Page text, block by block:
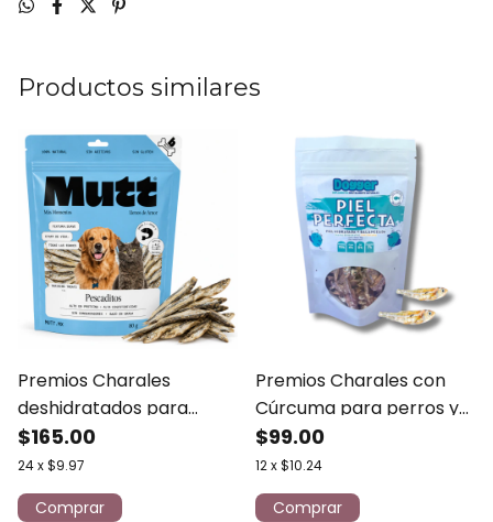
Productos similares
Premios Charales
deshidratados para
perros y gatos 80g MUTT
$165.00
24x$9.97
Premios Charales con
Cúrcuma para perros y
gatos - Dogger 35 gr
$99.00
12x$10.24